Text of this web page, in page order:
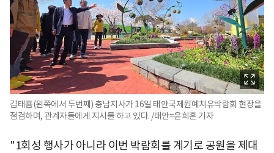
김태흠(왼쪽에서 두번째) 충남지사가 16일 태안국제원예치유박람회 현장을
점검하며, 관계자들에게 지시를 하고 있다. /태안=윤희훈 기자
"1회성 행사가 아니라 이번 박람회를 계기로 공원을 제대